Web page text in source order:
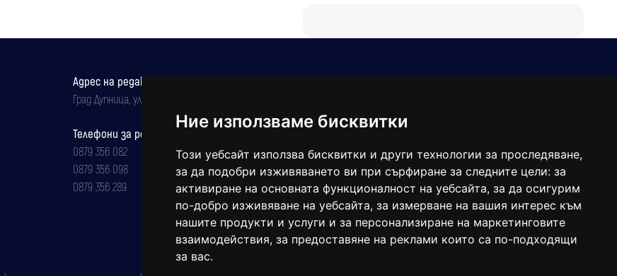
Ние използваме бисквитки
Този уебсайт използва бисквитки и други технологии за проследяване,
за да подобри изживяването ви при сърфиране за следните цели: за
активиране на основната функционалност на уебсайта, за да осигурим
по-добро изживяване на уебсайта, за измерване на вашия интерес към
нашите продукти и услуги и за персонализиране на маркетинговите
взаимодействия, за предоставяне на реклами които са по-подходящи
за вас.
Адрес на редакцията
Град Дупница, ул.''Христо Ботев" 43
Телефони за реклама и абонаменти
0879 356 082
0879 356 098
0879 356 289
balgarkanews@gmail.com